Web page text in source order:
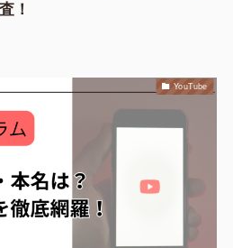
！
YouTube